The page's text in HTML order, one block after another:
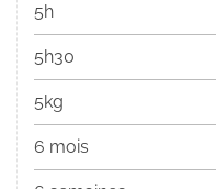
5h
5h30
5kg
6 mois